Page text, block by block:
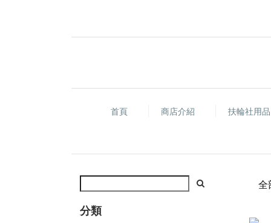
首頁 商店介紹 扶輪社用品
分類
全